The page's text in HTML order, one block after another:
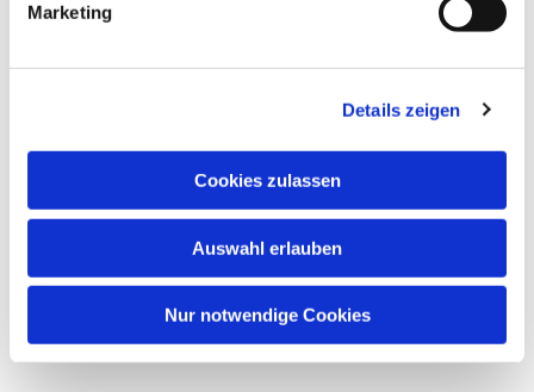
Marketing
Details zeigen
Cookies zulassen
Auswahl erlauben
Nur notwendige Cookies